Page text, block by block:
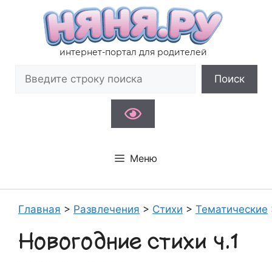
содержимому
интернет-портал для родителей
Поиск
Меню
Главная > Развлечения > Стихи > Тематические
Новогодние стихи ч.1